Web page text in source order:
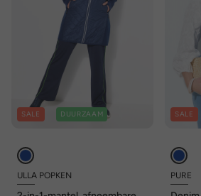
SALE DUURZAAM
ULLA POPKEN
SALE
PURE